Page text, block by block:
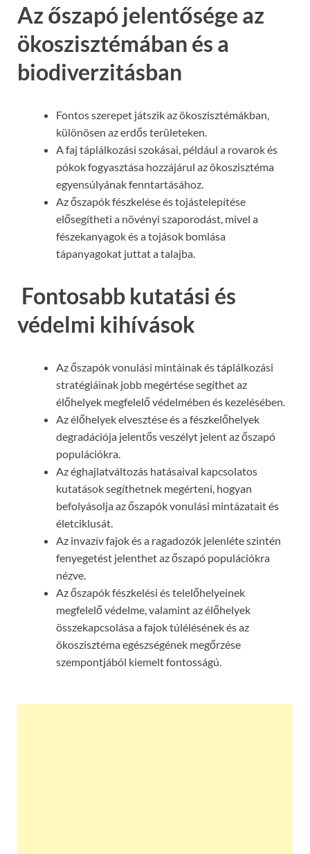
Az őszapó jelentősége az
ökoszisztémában és a
biodiverzitásban
Fontos szerepet játszik az ökoszisztémákban,
különösen az erdős területeken.
A faj táplálkozási szokásai, például a rovarok és
pókok fogyasztása hozzájárul az ökoszisztéma
egyensúlyának fenntartásához.
Az őszapók fészkelése és tojástelepítése
elősegítheti a növényi szaporodást, mivel a
fészekanyagok és a tojások bomlása
tápanyagokat juttat a talajba.
Fontosabb kutatási és
védelmi kihívások
Az őszapók vonulási mintáinak és táplálkozási
stratégiáinak jobb megértése segíthet az
élőhelyek megfelelő védelmében és kezelésében.
Az élőhelyek elvesztése és a fészkelőhelyek
degradációja jelentős veszélyt jelent az őszapó
populációkra.
Az éghajlatváltozás hatásaival kapcsolatos
kutatások segíthetnek megérteni, hogyan
befolyásolja az őszapók vonulási mintázatait és
életciklusát.
Az invazív fajok és a ragadozók jelenléte szintén
fenyegetést jelenthet az őszapó populációkra
nézve.
Az őszapók fészkelési és telelőhelyeinek
megfelelő védelme, valamint az élőhelyek
összekapcsolása a fajok túlélésének és az
ökoszisztéma egészségének megőrzése
szempontjából kiemelt fontosságú.